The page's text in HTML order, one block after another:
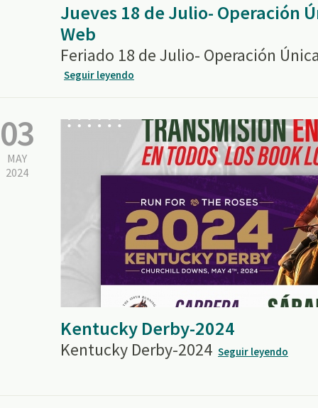
Jueves 18 de Julio- Operación
Web
Feriado 18 de Julio- Operación
Seguir leyendo
03
MAY
2024
Kentucky Derby-2024
Kentucky Derby-2024 Seguir leyendo